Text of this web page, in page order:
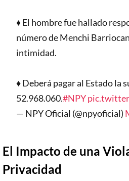
♦️ El hombre fue hallado
número de Menchi
intimidad.
♦️ Deberá pagar al Estado la
52.968.060.#NPY
— NPY Oficial (@npyoficial)
El Impacto de una
Privacidad